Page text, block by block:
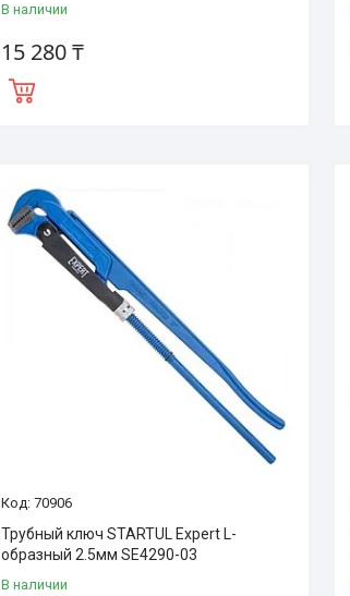
В наличии
15 280 ₸
70906
Трубный ключ STARTUL Expert L-
образный 2.5мм SE4290-03
В наличии